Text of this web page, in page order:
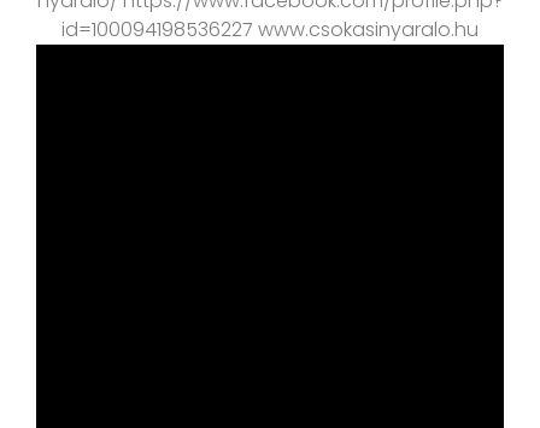
id=100094198536227 www.csokasinyaralo.hu